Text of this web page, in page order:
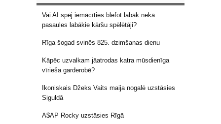
Vai AI spēj iemācīties blefot labāk nekā
pasaules labākie kāršu spēlētāji?
Rīga šogad svinēs 825. dzimšanas dienu
Kāpēc uzvalkam jāatrodas katra mūsdienīga
vīrieša garderobē?
Ikoniskais Džeks Vaits maija nogalē uzstāsies
Siguldā
A$AP Rocky uzstāsies Rīgā